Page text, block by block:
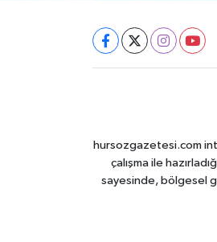
hursozgazetesi.com
çalışma ile
sayesinde, bölgesel